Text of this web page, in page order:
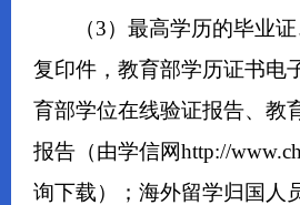
（3）最高学历的毕业
复印件，教育部学历证书电
育部学位在线验证报告、教
报告（由学信网http://
询下载）；海外留学归国人